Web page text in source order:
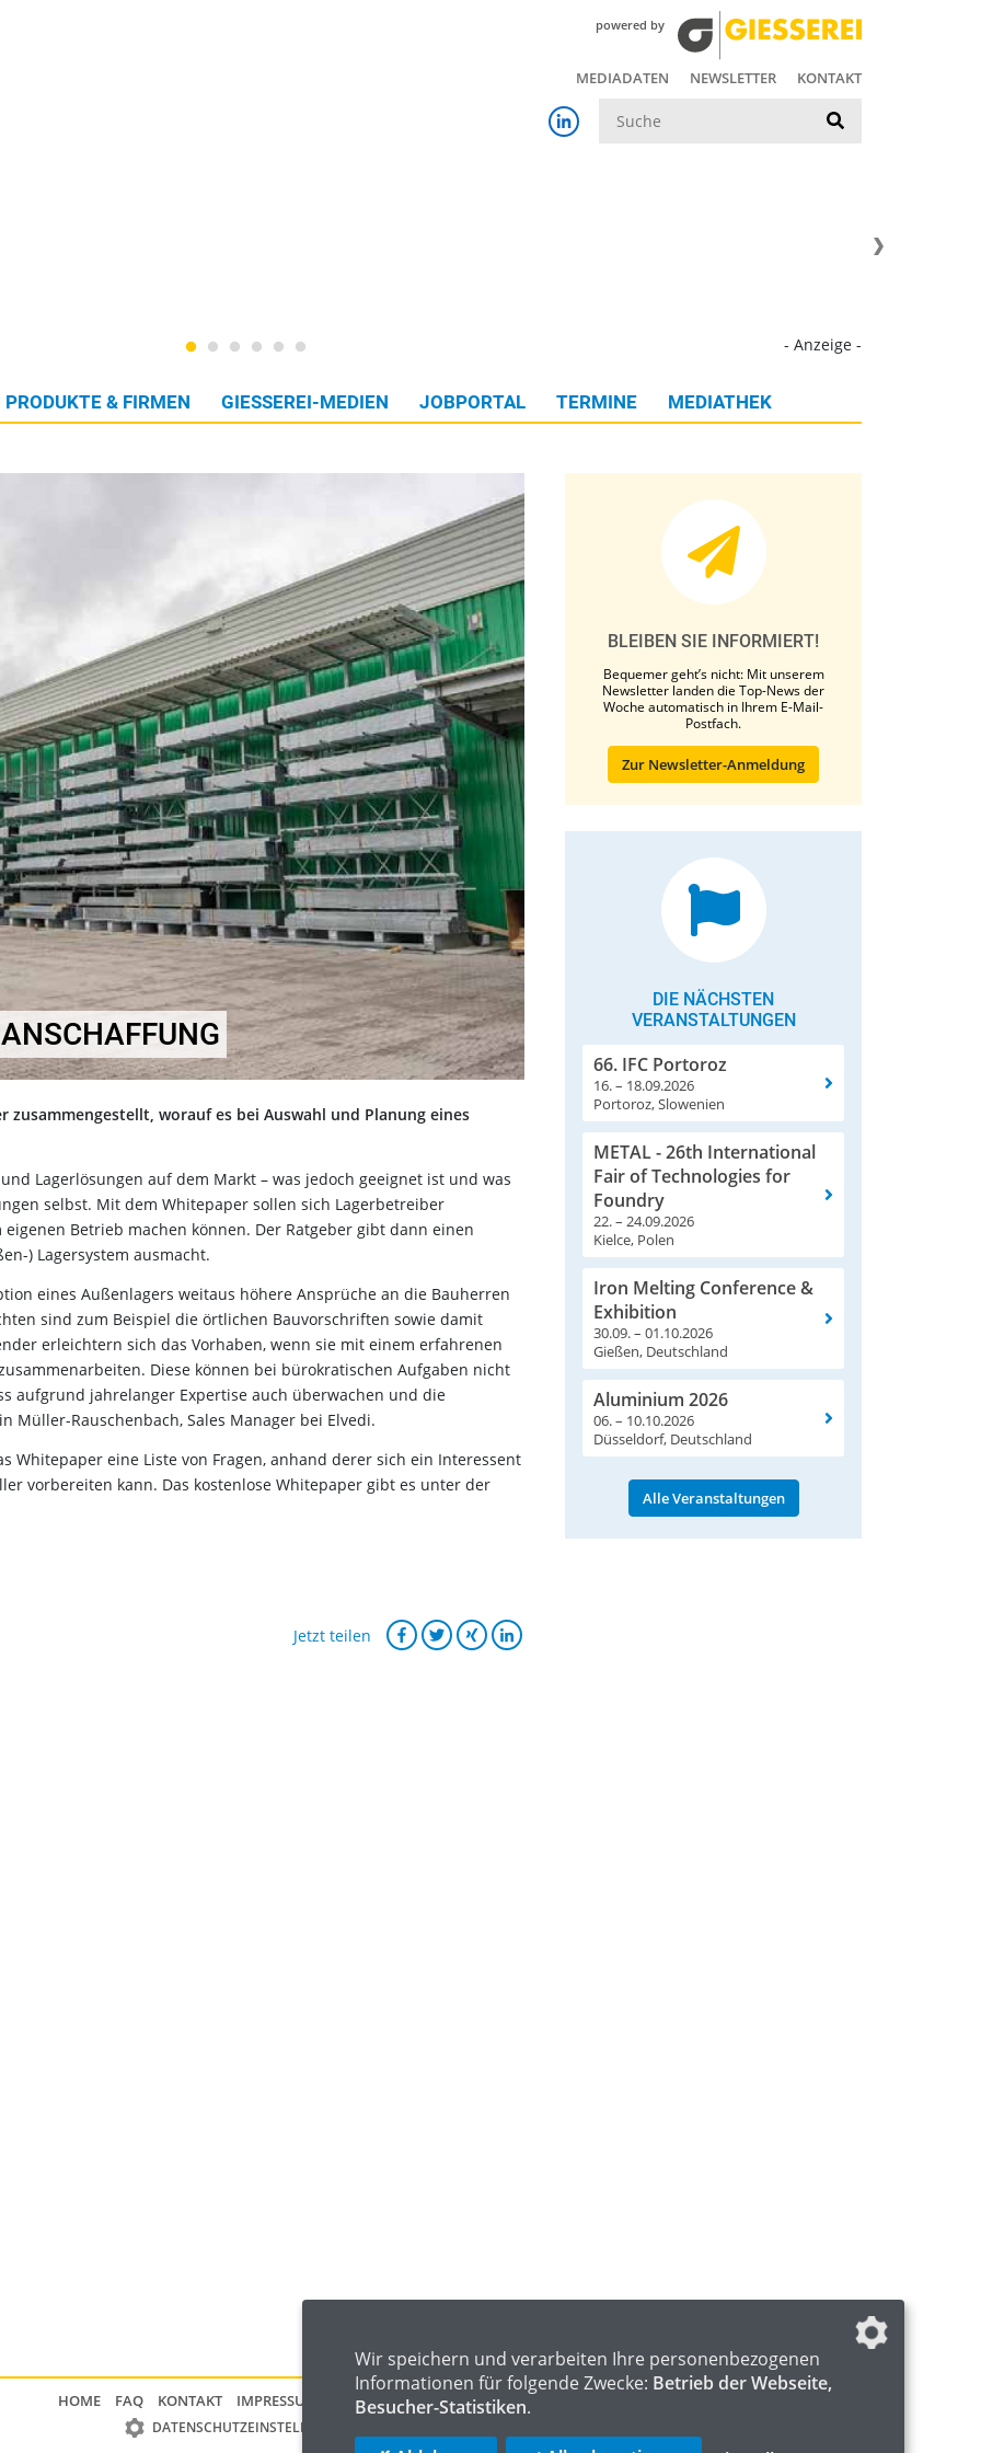
powered by
MEDIADATEN NEWSLETTER KONTAKT
- Anzeige -
PRODUKTE & FIRMEN GIESSEREI-MEDIEN JOBPORTAL TERMINE MEDIATHEK
worauf es bei Auswahl und Planung eines
Lagerlösungen auf dem Markt – was jedoch geeignet ist und was
selbst. Mit dem Whitepaper sollen sich Lagerbetreiber
Betrieb machen können. Der Ratgeber gibt dann einen
) Lagersystem ausmacht.
eines Außenlagers weitaus höhere Ansprüche an die Bauherren
sind zum Beispiel die örtlichen Bauvorschriften sowie damit
erleichtern sich das Vorhaben, wenn sie mit einem erfahrenen
Diese können bei bürokratischen Aufgaben nicht
aufgrund jahrelanger Expertise auch überwachen und die
Müller-Rauschenbach, Sales Manager bei Elvedi.
Whitepaper eine Liste von Fragen, anhand derer sich ein Interessent
vorbereiten kann. Das kostenlose Whitepaper gibt es unter der
Jetzt teilen
BLEIBEN SIE INFORMIERT!
Bequemer geht’s nicht: Mit unserem
Newsletter landen die Top-News der
Woche automatisch in Ihrem E-Mail-
Postfach.
Zur Newsletter-Anmeldung
DIE NÄCHSTEN
VERANSTALTUNGEN
66. IFC Portoroz
16. – 18.09.2026
Portoroz, Slowenien
METAL - 26th International
Fair of Technologies for
Foundry
22. – 24.09.2026
Kielce, Polen
Iron Melting Conference &
Exhibition
30.09. – 01.10.2026
Gießen, Deutschland
Aluminium 2026
06. – 10.10.2026
Düsseldorf, Deutschland
Alle Veranstaltungen
HOME FAQ KONTAKT IMPRESSUM DATENSCHUTZ
DATENSCHUTZEINSTELLUNGEN
Wir speichern und verarbeiten Ihre personenbezogenen
Informationen für folgende Zwecke: Betrieb der Webseite,
Besucher-Statistiken.